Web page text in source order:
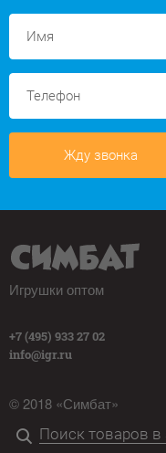
Жду звонка
Игрушки оптом
+7 (495) 933 27 02
info@igr.ru
© 2018 «Симбат»